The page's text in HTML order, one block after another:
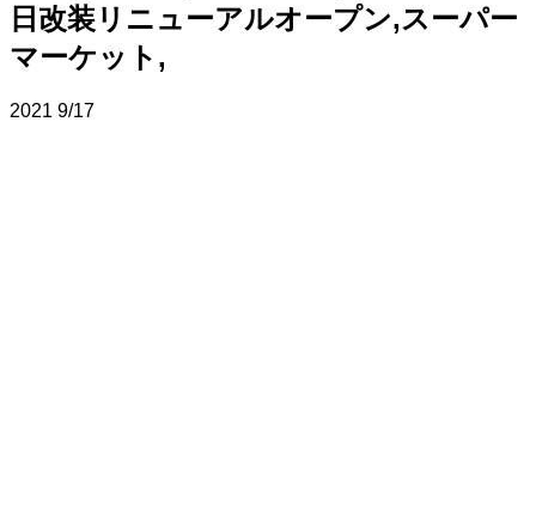
日改装リニューアルオープン,スーパー
マーケット,
2021 9/17